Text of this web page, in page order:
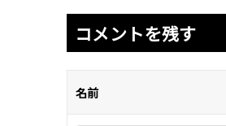
ナ
ビ
コメントを残す
名前